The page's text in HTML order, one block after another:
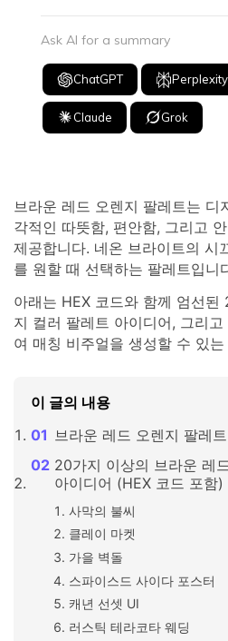
Ask AI for a summary
ChatGPT Perplexity
Claude Grok
브라운 레드 오렌지 팔레트는 디
각적인 따뜻함, 편안함, 그리고
제공합니다. 네온 브라이트의 시
를 원할 때 선택하는 팔레트입니
아래는 HEX 코드와 함께 엄선된
지 컬러 팔레트 아이디어, 그리
여 매칭 비주얼을 생성할 수 있
이 글의 내용
브라운 레드 오렌지 팔레
20가지 이상의 브라운 레
아이디어 (HEX 코드 포함)
사막의 불씨
클레이 마켓
가을 벽돌
스파이스드 사이다 포스터
캐년 선셋 UI
러스틱 테라코타 웨딩